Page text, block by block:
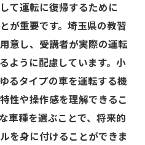
全運転の心構え
不安を解消する埼玉の教
ーが抱える代表的な不安
めの安全運転指導
ゼーションテクニック
ぶメンタル強化法
て運転に復帰するために
が重要です。埼玉県の教習
意し、受講者が実際の運転
ように配慮しています。小
るタイプの車を運転する機
性や操作感を理解できるこ
車種を選ぶことで、将来的
を身に付けることができま